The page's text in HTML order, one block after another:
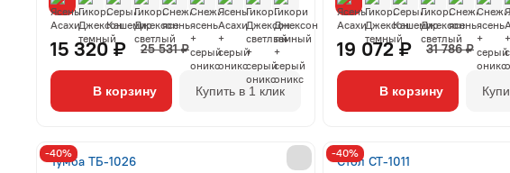
15 320 ₽ 25 531 ₽
В корзину Купить в 1 клик
19 072 ₽ 31 786 ₽
В корзину
Тумба ТБ-1026
-40%
Стол СТ-1011
-40%